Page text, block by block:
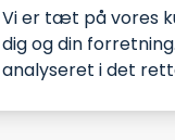
Vi er tæt på vores
dig og din
analyseret i det